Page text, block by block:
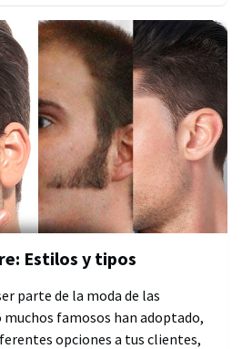
Estilos y tipos
parte de la moda de las
famosos han adoptado,
opciones a tus clientes,